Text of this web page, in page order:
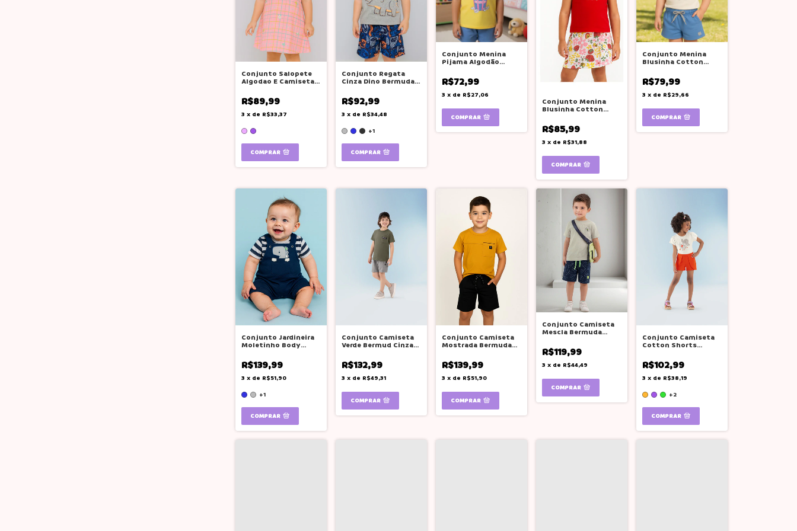
Conjunto Salopete
Algodao E Camiseta
R$89,99
3 x de R$33,37
COMPRAR
Conjunto Regata
Cinza Dino Bermuda
Calor
R$92,99
3 x de R$34,48
+1
COMPRAR
Conjunto Menina
Pijama Algodão
Grande
R$72,99
3 x de R$27,06
COMPRAR
Conjunto Menina
Blusinha Cotton
Grande
R$85,99
3 x de R$31,88
COMPRAR
Conjunto Menina
Blusinha Cotton
Grande
R$79,99
3 x de R$29,66
COMPRAR
Conjunto Jardineira
Moletinho Body
R$139,99
3 x de R$51,90
+1
COMPRAR
Conjunto Camiseta
Verde Bermud Cinza
Grande
R$132,99
3 x de R$49,31
COMPRAR
Conjunto Camiseta
Mostrada Bermuda
R$139,99
3 x de R$51,90
COMPRAR
Conjunto Camiseta
Mescla Bermuda
Grande
R$119,99
3 x de R$44,49
COMPRAR
Conjunto Camiseta
Cotton Shorts
Boca Grande
R$102,99
3 x de R$38,19
+2
COMPRAR